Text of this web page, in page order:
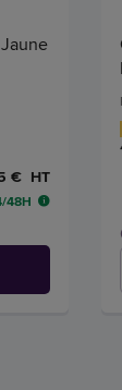
€ HT
48H